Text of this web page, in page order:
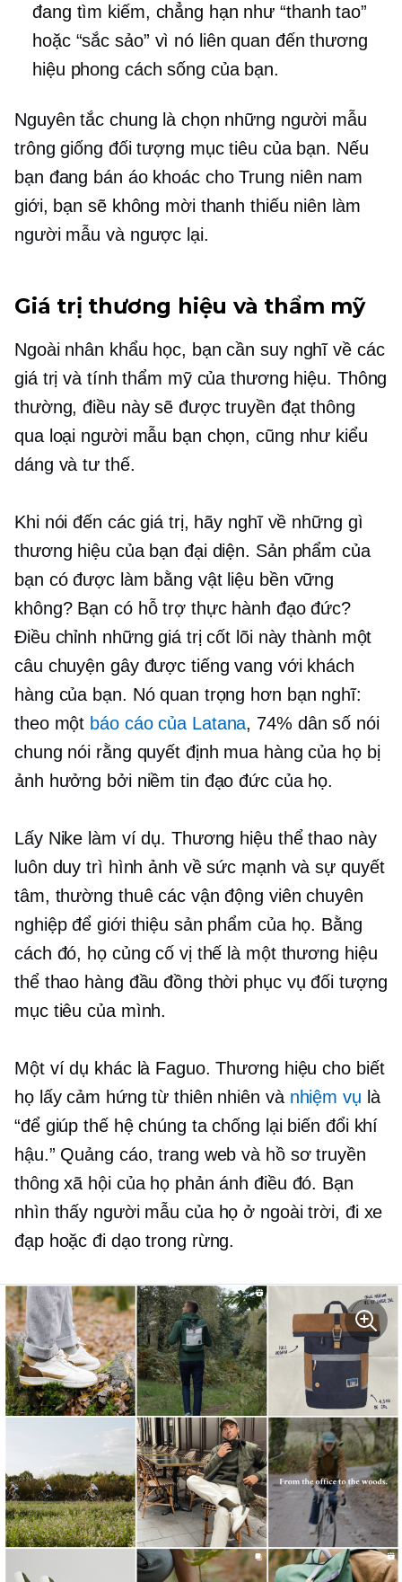
đang tìm kiếm, chẳng hạn như “thanh tao”
hoặc “sắc sảo” vì nó liên quan đến thương
hiệu phong cách sống của bạn.
Nguyên tắc chung là chọn những người mẫu
trông giống đối tượng mục tiêu của bạn. Nếu
bạn đang bán áo khoác choTrung niên nam
giới, bạn sẽ không mời thanh thiếu niên làm
người mẫu và ngược lại.
Giá trị thương hiệu và thẩm mỹ
Ngoài nhân khẩu học, bạn cần suy nghĩ về các
giá trị và tính thẩm mỹ của thương hiệu. Thông
thường, điều này sẽ được truyền đạt thông
qua loại người mẫu bạn chọn, cũng như kiểu
dáng và tư thế.
Khi nói đến các giá trị, hãy nghĩ về những gì
thương hiệu của bạn đại diện. Sản phẩm của
bạn có được làm bằng vật liệu bền vững
không? Bạn có hỗ trợ thực hành đạo đức?
Điều chỉnh những giá trị cốt lõi này thành một
câu chuyện gây được tiếng vang với khách
hàng của bạn. Nó quan trọng hơn bạn nghĩ:
theo một báo cáo của Latana, 74% dân số nói
chung nói rằng quyết định mua hàng của họ bị
ảnh hưởng bởi niềm tin đạo đức của họ.
Lấy Nike làm ví dụ. Thương hiệu thể thao này
luôn duy trì hình ảnh về sức mạnh và sự quyết
tâm, thường thuê các vận động viên chuyên
nghiệp để giới thiệu sản phẩm của họ. Bằng
cách đó, họ củng cố vị thế là một thương hiệu
thể thao hàng đầu đồng thời phục vụ đối tượng
mục tiêu của mình.
Một ví dụ khác là Faguo. Thương hiệu cho biết
họ lấy cảm hứng từ thiên nhiên và nhiệm vụ là
“để giúp thế hệ chúng ta chống lại biến đổi khí
hậu.” Quảng cáo, trang web và hồ sơ truyền
thông xã hội của họ phản ánh điều đó. Bạn
nhìn thấy người mẫu của họ ở ngoài trời, đi xe
đạp hoặc đi dạo trong rừng.